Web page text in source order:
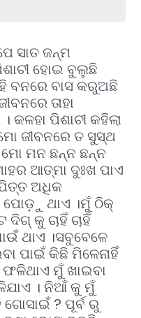
ସାତ ଜନ୍ମ
ହୋଇ ବୁଲୁଛି
ବନରେ ବାସ କରୁଅଛି
ତାହା
ପିଶାଚୀ କହିଲା
ଜୀବନରେ ତ ସୁସ୍ଥ
ମୋ ମନ ଛନ୍ନ ଛନ୍ନ
ଆତ୍ମା ଦୁଃଖ ପାଏ
ଅଧିକ
ପୋଡ଼ୁ ଥାଏ ।ମୁଁ ଠିକ୍
ଦିଗ୍ କୁ ଚାହିଁ ଚାହିଁ
ଥାଏ ।ସବୁବେଳେ
ପାଇଁ କିଛି ମିଳେନାହିଁ
ମୁଁ ଖାଇବା
। ନିଆଁ କୁ ମୁଁ
? ପୂର୍ବ ରୁ